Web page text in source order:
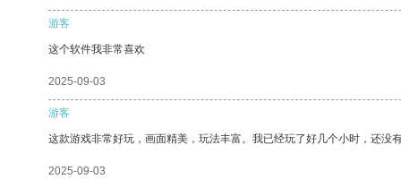
游客
这个软件我非常喜欢
2025-09-03
游客
这款游戏非常好玩，画面精美，玩法丰富。我已经玩了好几个小时，还没
2025-09-03